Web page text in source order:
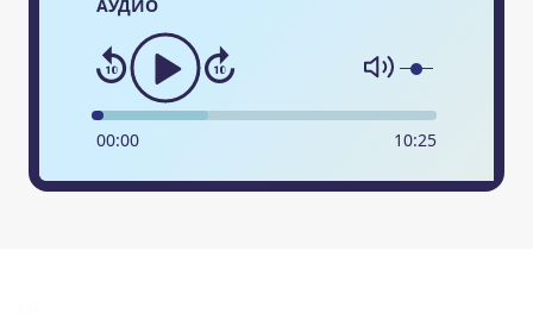
АУДИО
00:00 10:25